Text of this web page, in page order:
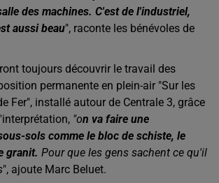
des machines. C'est de l'industriel,
aussi beau", raconte les bénévoles de
toujours découvrir le travail des
permanente en plein-air "Sur les
Fer", installé autour de Centrale 3, grâce
"on va faire une
sols comme le bloc de schiste, le
granit. Pour que les gens sachent ce qu'il
", ajoute Marc Beluet.